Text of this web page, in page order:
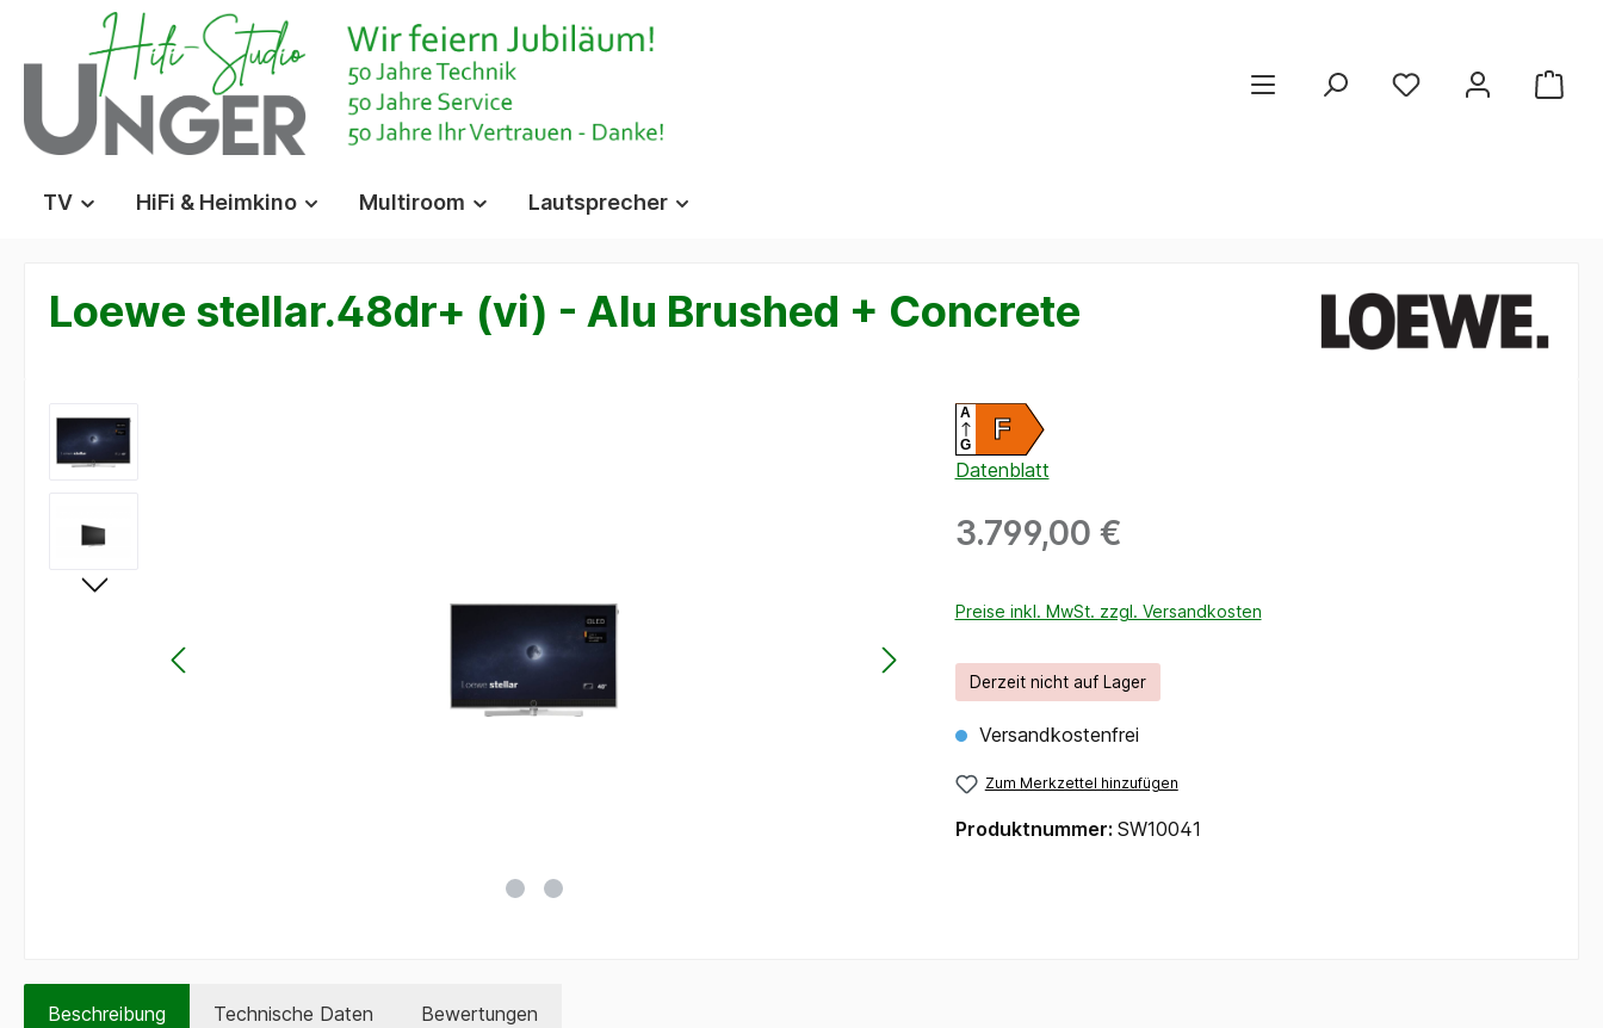
Zur Hauptnavigation springen
TV HiFi & Heimkino Multiroom Lautsprecher
Loewe stellar.48dr+ (vi) - Alu Brushed + Concrete
Bildergalerie überspringen F
A
G
Datenblatt
3.799,00 €
Preise inkl. MwSt. zzgl. Versandkosten
Derzeit nicht auf Lager
Versandkostenfrei
Zum Merkzettel hinzufügen
Produktnummer: SW10041
Beschreibung Technische Daten Bewertungen